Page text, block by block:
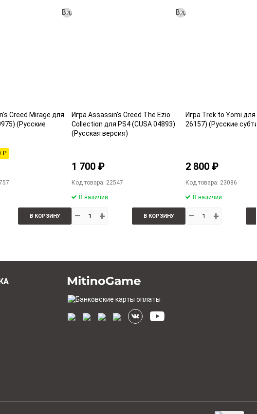
Видео
Creed Mirage для
(Русские
₽
В КОРЗИНУ
Видео
Игра Assassin's Creed The Ezio
Collection для PS4 (CUSA 04893)
(Русская версия)
1 700 ₽
Код товара: 22547
В наличии
– + В КОРЗИНУ
Игра Trek to Yomi для
26157) (Русские
2 800 ₽
Код товара: 23086
В наличии
– +